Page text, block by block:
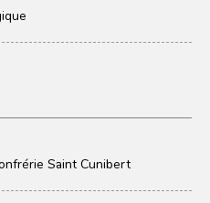
Saint Cunibert